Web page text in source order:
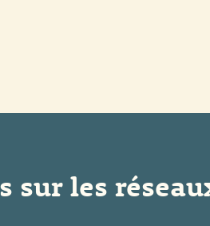
sur les